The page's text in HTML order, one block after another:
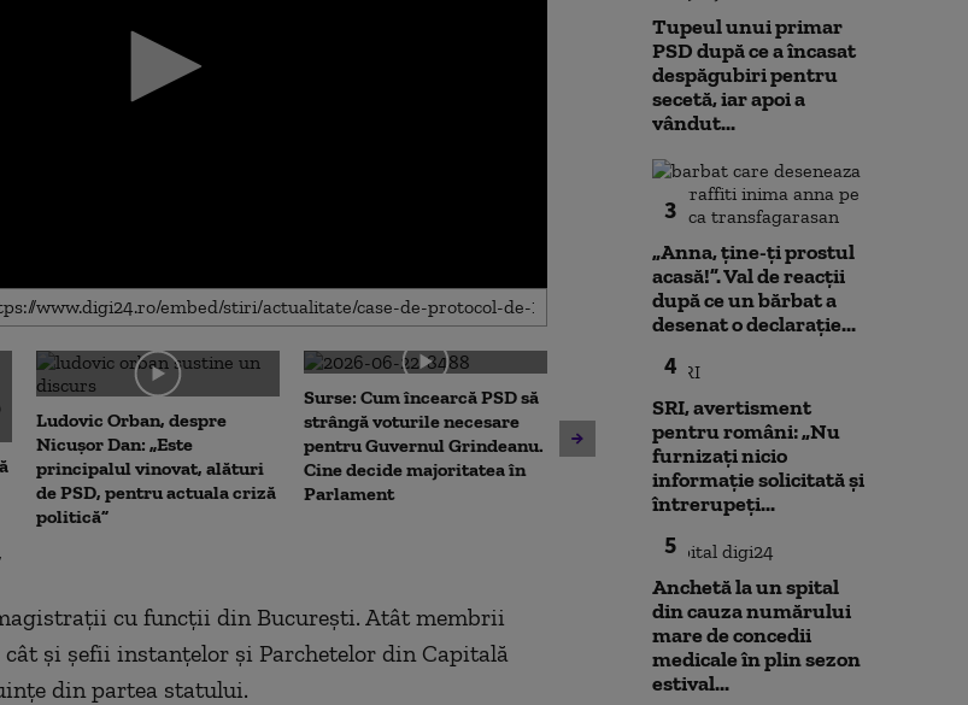
Ludovic Orban, despre
Nicușor Dan: „Este
principalul vinovat, alături
de PSD, pentru actuala criză
politică”
Surse: Cum încearcă PSD să
strângă voturile necesare
pentru Guvernul Grindeanu.
Cine decide majoritatea în
Parlament
Cristian Bușoi, despre criza
energetică: „Populația nu va
fi afectată de limitările de
caută o a doua
Varianta
anchetatori
cu funcţii din Bucureşti. Atât membrii
şi şefii instanţelor şi Parchetelor din Capitală
din partea statului.
Tupeul unui primar
PSD după ce a încasat
despăgubiri pentru
secetă, iar apoi a
vândut...
3
„Anna, ţine-ţi prostul
acasă!”. Val de reacții
după ce un bărbat a
desenat o declarație...
4
SRI, avertisment
pentru români: „Nu
furnizați nicio
informație solicitată și
întrerupeți...
5
Anchetă la un spital
din cauza numărului
mare de concedii
medicale în plin sezon
estival...